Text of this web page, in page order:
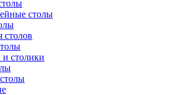
столы
столов
столики